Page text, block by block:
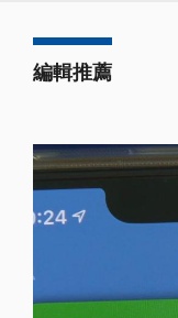
編輯推薦